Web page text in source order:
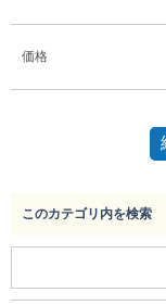
価格
このカテゴリ内を検索